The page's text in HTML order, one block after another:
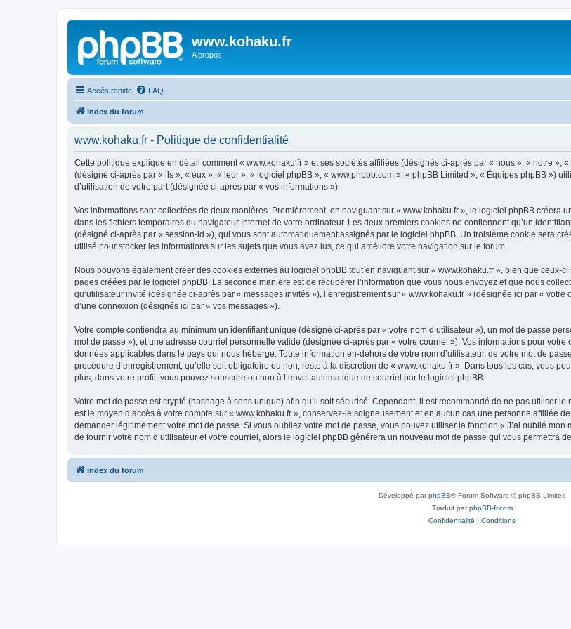
www.kohaku.fr
A propos
Accès rapide FAQ
Index du forum
www.kohaku.fr - Politique de confidentialité
Cette politique explique en détail comment « www.kohaku.fr » et ses sociétés affiliées (désignés ci-après par « nous », « notre »,
(désigné ci-après par « ils », « eux », « leur », « logiciel phpBB », « www.phpbb.com », « phpBB Limited », « Équipes phpBB »)
d’utilisation de votre part (désignée ci-après par « vos informations »).
Vos informations sont collectées de deux manières. Premièrement, en naviguant sur « www.kohaku.fr », le logiciel phpBB créera
dans les fichiers temporaires du navigateur Internet de votre ordinateur. Les deux premiers cookies ne contiennent qu’un
(désigné ci-après par « session-id »), qui vous sont automatiquement assignés par le logiciel phpBB. Un troisième cookie sera
utilisé pour stocker les informations sur les sujets que vous avez lus, ce qui améliore votre navigation sur le forum.
Nous pouvons également créer des cookies externes au logiciel phpBB tout en naviguant sur « www.kohaku.fr », bien que ceux-
pages créées par le logiciel phpBB. La seconde manière est de récupérer l’information que vous nous envoyez et que nous
qu’utilisateur invité (désignée ci-après par « messages invités »), l’enregistrement sur « www.kohaku.fr » (désignée ici par «
d’une connexion (désignés ici par « vos messages »).
Votre compte contiendra au minimum un identifiant unique (désigné ci-après par « votre nom d’utilisateur »), un mot de passe
mot de passe »), et une adresse courriel personnelle valide (désignée ci-après par « votre courriel »). Vos informations pour
données applicables dans le pays qui nous héberge. Toute information en-dehors de votre nom d’utilisateur, de votre mot de
procédure d’enregistrement, qu’elle soit obligatoire ou non, reste à la discrétion de « www.kohaku.fr ». Dans tous les cas, vous
plus, dans votre profil, vous pouvez souscrire ou non à l’envoi automatique de courriel par le logiciel phpBB.
Votre mot de passe est crypté (hashage à sens unique) afin qu’il soit sécurisé. Cependant, il est recommandé de ne pas utiliser
est le moyen d’accès à votre compte sur « www.kohaku.fr », conservez-le soigneusement et en aucun cas une personne affiliée
demander légitimement votre mot de passe. Si vous oubliez votre mot de passe, vous pouvez utiliser la fonction « J’ai oublié
de fournir votre nom d’utilisateur et votre courriel, alors le logiciel phpBB générera un nouveau mot de passe qui vous permettra
Index du forum
Développé parphpBB® Forum Software © phpBB Limited
Traduit parphpBB-fr.com
Confidentialité | Conditions